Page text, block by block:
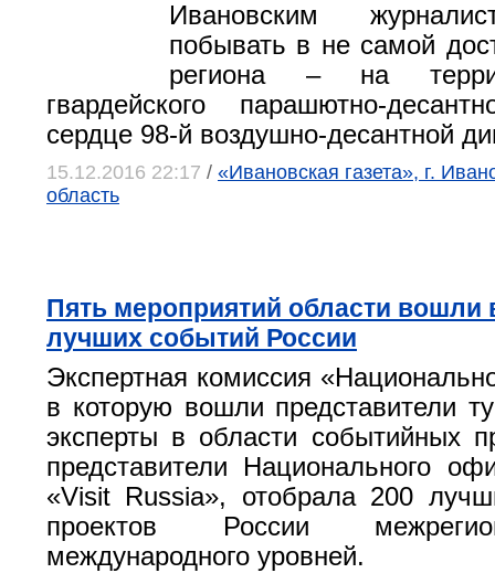
Ивановским
побывать в не самой
региона – на
гвардейского парашютно-
сердце 98-й воздушно-десантной
15.12.2016 22:17 / «Ивановская газета», г.
область
Пять мероприятий области вошли
лучших событий России
Экспертная комиссия
в которую вошли представители
эксперты в области событийных
представители Национального
«Visit Russia», отобрала 200
проектов России
международного уровней.